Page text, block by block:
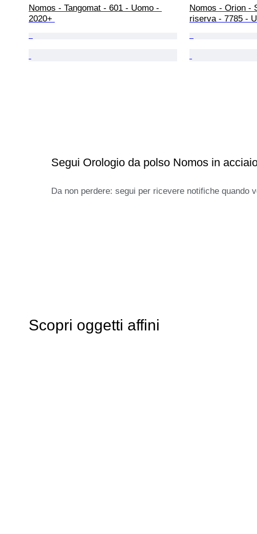
Nomos - Tangomat - 601 - Uomo -
2020+
Nomos - Orion -
riserva - 7785 -
Segui Orologio da polso Nomos in
Da non perdere: segui per ricevere notifiche quando
Scopri oggetti affini